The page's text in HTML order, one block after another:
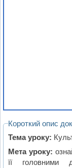
Короткий опис
Тема уроку:
Мета уроку:
її головними